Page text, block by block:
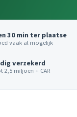
30 min ter plaatse
vaak al mogelijk
verzekerd
2,5 miljoen + CAR